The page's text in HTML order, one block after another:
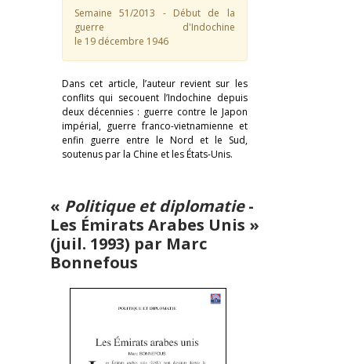
Semaine 51/2013 - Début de la
guerre d'Indochine
le 19 décembre 1946
Dans cet article, l’auteur revient sur les
conflits qui secouent l’Indochine depuis
deux décennies : guerre contre le Japon
impérial, guerre franco-vietnamienne et
enfin guerre entre le Nord et le Sud,
soutenus par la Chine et les États-Unis.
« Politique et diplomatie-
Les Émirats Arabes Unis »
(juil. 1993) par Marc
Bonnefous